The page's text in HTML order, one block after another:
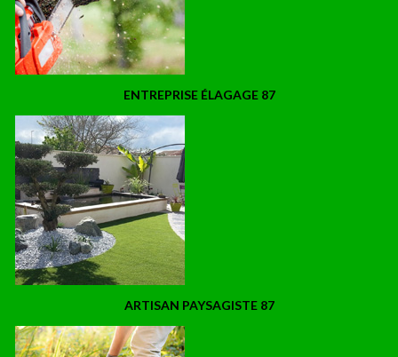
ENTREPRISE ÉLAGAGE 87
ARTISAN PAYSAGISTE 87